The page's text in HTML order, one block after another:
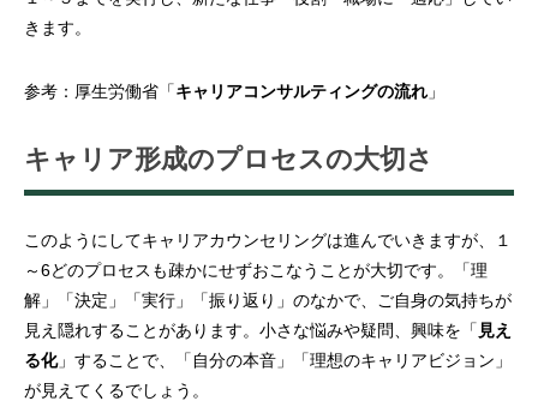
きます。
参考：厚生労働省「キャリアコンサルティングの流れ 」
キャリア形成のプロセスの大切さ
このようにしてキャリアカウンセリングは進んでいきますが、１
～6どのプロセスも疎かにせずおこなうことが大切です。「理
解」「決定」「実行」「振り返り」のなかで、ご自身の気持ちが
見え隠れすることがあります。小さな悩みや疑問、興味を「 見え
る化」することで、「自分の本音」「理想のキャリアビジョン」
が見えてくるでしょう。